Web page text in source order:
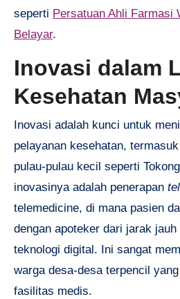
seperti Persatuan Ahli Farmasi
Belayar.
Inovasi dalam
Kesehatan
Inovasi adalah kunci untuk
pelayanan kesehatan,
pulau-pulau kecil seperti
inovasinya adalah penerapan
telemedicine, di mana pasien
dengan apoteker dari jarak jauh
teknologi digital. Ini sangat
warga desa-desa terpencil
fasilitas medis.